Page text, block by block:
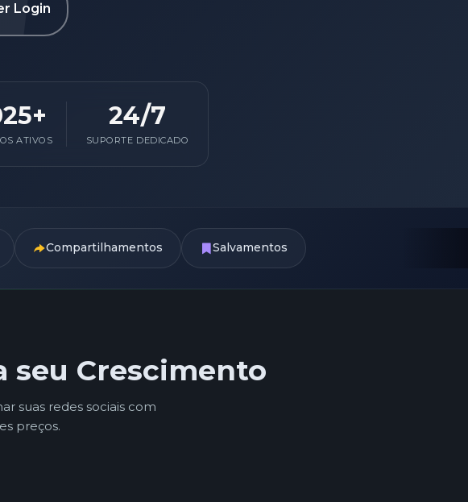
Login
ATIVOS
24/7
SUPORTE DEDICADO
Compartilhamentos Salvamentos
seu Crescimento
suas redes sociais com
preços.